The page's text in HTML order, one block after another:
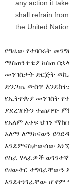
any action it
shall refrain
the United
የግዜው የተባበሩት
ማስጠንቀቂያ ከሰጠ
መንግስታት ድርጅት
ድንጋጤ ውስጥ
የኢትዮጵያ መንግስት
ያደረገበትን ተጨባጭ
የአለም አቀፍ ህግን
አለማ ለማከናወን
እንደምናስታውሰው
የስራ ሃላፊዎች
የዘውትር ተግባራቸውን
እንደተነገራቸው ሆኖም